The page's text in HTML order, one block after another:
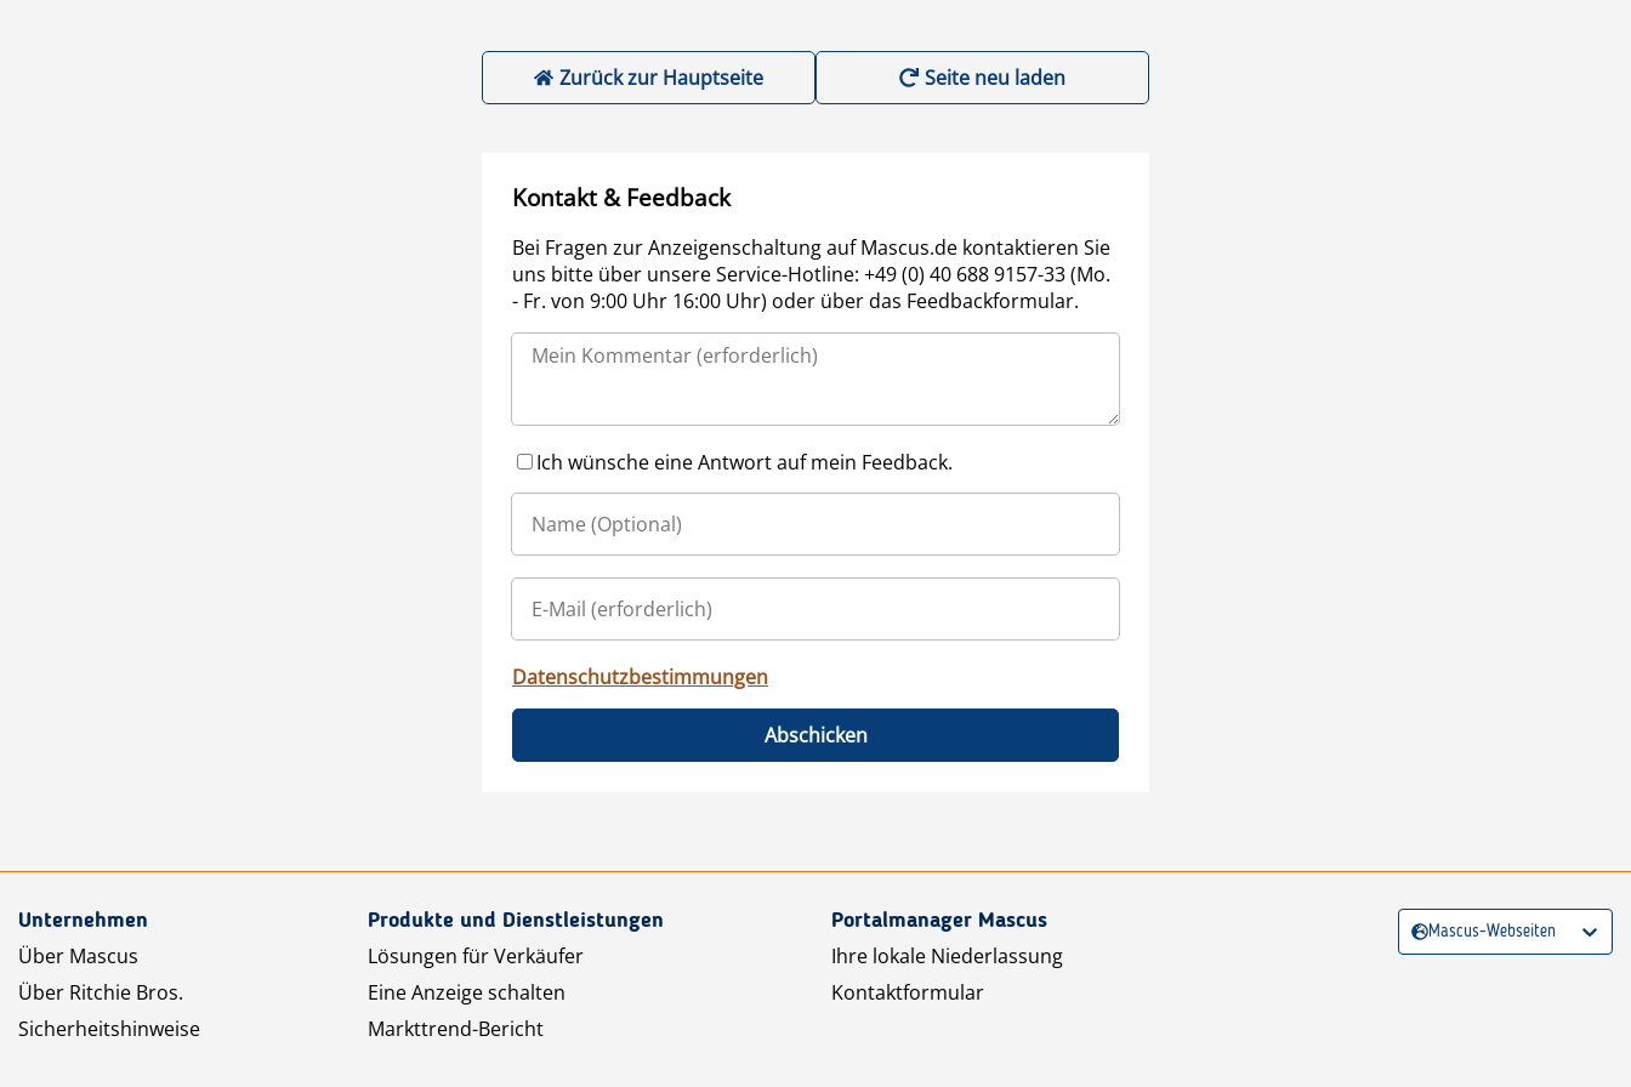
Zurück zur Hauptseite Seite neu laden
Kontakt & Feedback
Bei Fragen zur Anzeigenschaltung auf Mascus.de kontaktieren Sie
uns bitte über unsere Service-Hotline: +49 (0) 40 688 9157-33 (Mo.
- Fr. von 9:00 Uhr 16:00 Uhr) oder über das Feedbackformular.
Ich wünsche eine Antwort auf mein Feedback.
Datenschutzbestimmungen
Abschicken
Unternehmen
Über Mascus
Über Ritchie Bros.
Sicherheitshinweise
Produkte und Dienstleistungen
Lösungen für Verkäufer
Eine Anzeige schalten
Markttrend-Bericht
Portalmanager Mascus
Ihre lokale Niederlassung
Kontaktformular
Mascus-Webseiten